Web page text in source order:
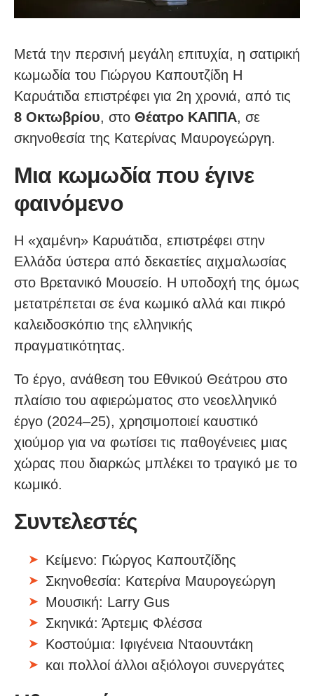
Μετά την περσινή μεγάλη επιτυχία, η σατιρική
κωμωδία του Γιώργου Καπουτζίδη Η
Καρυάτιδα επιστρέφει για 2η χρονιά, από τις
8 Οκτωβρίου, στο Θέατρο ΚΑΠΠΑ, σε
σκηνοθεσία της Κατερίνας Μαυρογεώργη.
Μια κωμωδία που έγινε
φαινόμενο
Η «χαμένη» Καρυάτιδα, επιστρέφει στην
Ελλάδα ύστερα από δεκαετίες αιχμαλωσίας
στο Βρετανικό Μουσείο. Η υποδοχή της όμως
μετατρέπεται σε ένα κωμικό αλλά και πικρό
καλειδοσκόπιο της ελληνικής
πραγματικότητας.
Το έργο, ανάθεση του Εθνικού Θεάτρου στο
πλαίσιο του αφιερώματος στο νεοελληνικό
έργο (2024–25), χρησιμοποιεί καυστικό
χιούμορ για να φωτίσει τις παθογένειες μιας
χώρας που διαρκώς μπλέκει το τραγικό με το
κωμικό.
Συντελεστές
Κείμενο: Γιώργος Καπουτζίδης
Σκηνοθεσία: Κατερίνα Μαυρογεώργη
Μουσική: Larry Gus
Σκηνικά: Άρτεμις Φλέσσα
Κοστούμια: Ιφιγένεια Νταουντάκη
και πολλοί άλλοι αξιόλογοι συνεργάτες